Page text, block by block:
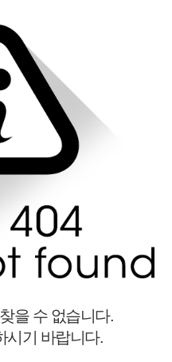
을 수 없습니다.
시기 바랍니다.